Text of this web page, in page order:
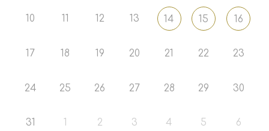
10 11 12 13 14 15 16
17 18 19 20 21 22 23
24 25 26 27 28 29 30
31 2 3 4 5 6